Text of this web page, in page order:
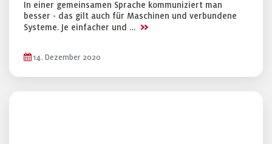
In einer gemeinsamen Sprache kommuniziert man
besser - das gilt auch für Maschinen und verbundene
Systeme. Je einfacher und … >>
14. Dezember 2020